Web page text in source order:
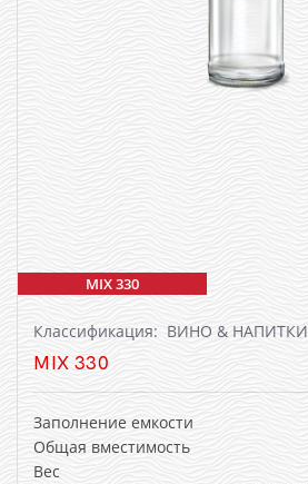
MIX 330
Классификация: ВИНО & НАПИТКИ
MIX 330
Заполнение емкости
Общая вместимость
Вес